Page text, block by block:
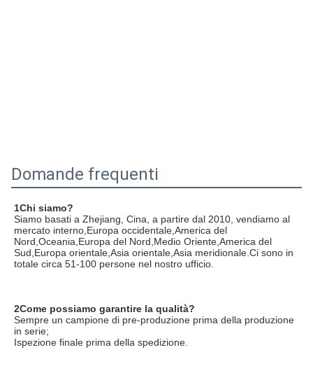
Domande frequenti
1Chi siamo?
Siamo basati a Zhejiang, Cina, a partire dal 2010, vendiamo al
mercato interno,Europa occidentale,America del
Nord,Oceania,Europa del Nord,Medio Oriente,America del
Sud,Europa orientale,Asia orientale,Asia meridionale.Ci sono in
totale circa 51-100 persone nel nostro ufficio.
2Come possiamo garantire la qualità?
Sempre un campione di pre-produzione prima della produzione
in serie;
Ispezione finale prima della spedizione.